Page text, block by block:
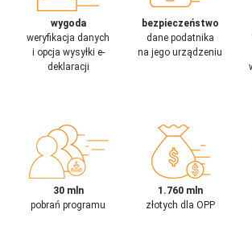
wygoda
weryfikacja danych
i opcja wysyłki e-
deklaracji
bezpieczeństwo
dane podatnika
na jego urządzeniu
30 mln
pobrań programu
1.760 mln
złotych dla OPP